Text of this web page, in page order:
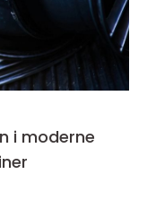
i moderne